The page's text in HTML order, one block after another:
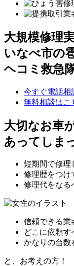
大規模修理
いなべ市の
ヘコミ救急
今すぐ電話相
無料相談はこ
大切なお車
あってしま
短期間で修理
修理歴をつけ
修理代をなる
信頼できる業
どこに依頼す
かなりの台数
と、お考えの方！